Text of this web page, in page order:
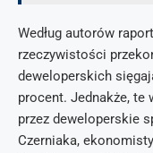
Według autorów
rzeczywistości
deweloperskich
procent. Jednakże, te
przez deweloperskie
Czerniaka,